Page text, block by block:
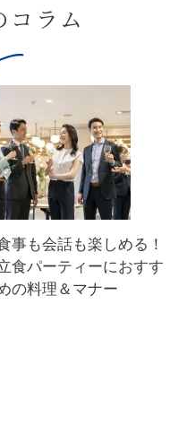
コラム
事も会話も楽しめる！
食パーティーにおすす
の料理＆マナー